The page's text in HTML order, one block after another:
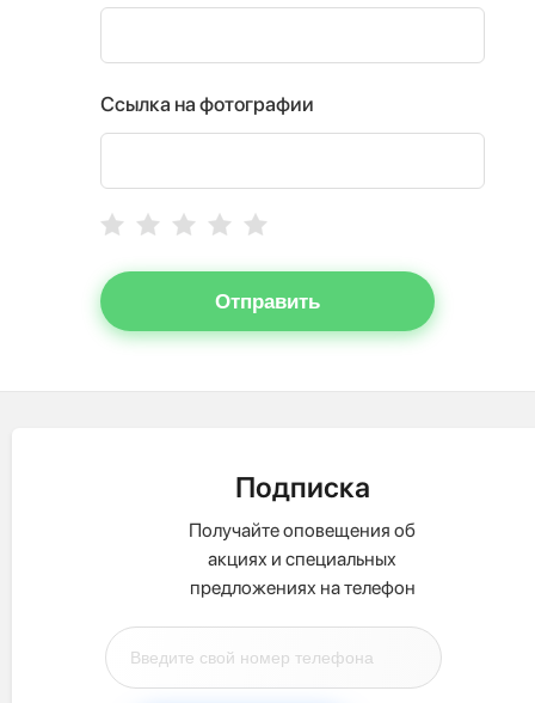
Ссылка на фотографии
Отправить
Подписка
Получайте оповещения об
акциях и специальных
предложениях на телефон